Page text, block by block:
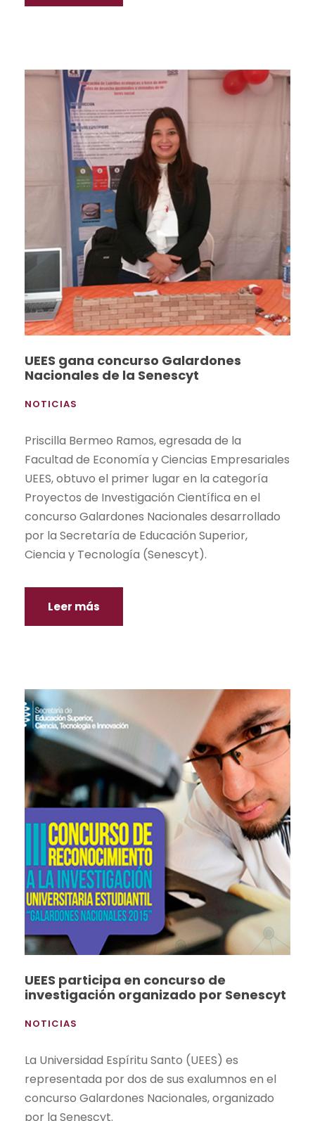
UEES gana concurso Galardones
Nacionales de la Senescyt
NOTICIAS
Priscilla Bermeo Ramos, egresada de la
Facultad de Economía y Ciencias Empresariales
UEES, obtuvo el primer lugar en la categoría
Proyectos de Investigación Científica en el
concurso Galardones Nacionales desarrollado
por la Secretaría de Educación Superior,
Ciencia y Tecnología (Senescyt).
Leer más
UEES participa en concurso de
investigación organizado por Senescyt
NOTICIAS
La Universidad Espíritu Santo (UEES) es
representada por dos de sus exalumnos en el
concurso Galardones Nacionales, organizado
por la Senescyt.